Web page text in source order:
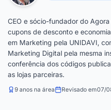
CEO e sócio-fundador do
cupons de desconto e
em Marketing pela UNIDAVI,
Marketing Digital pela mesma
conferência dos códigos
as lojas parceiras.
9 anos na área Revisado em07/